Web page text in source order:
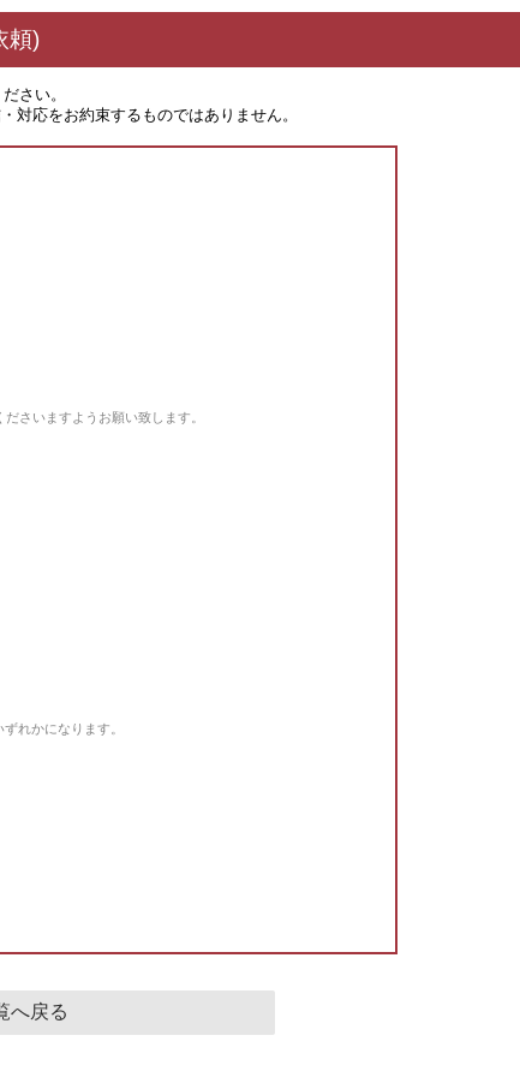
頼)
さい。
対応をお約束するものではありません。
さいますようお願い致します。
れかになります。
へ戻る